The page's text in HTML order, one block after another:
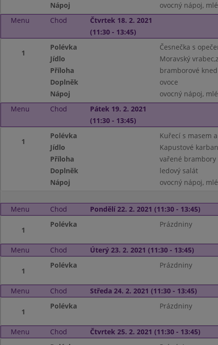
Nápoj
ovocný nápoj,
Menu
Chod
Čtvrtek 18. 2. 2021
(11:30 - 13:45)
1
Polévka
Česnečka s
Jídlo
Moravský
Příloha
bramborové
Doplněk
ovoce
Nápoj
ovocný nápoj,
Menu
Chod
Pátek 19. 2. 2021
(11:30 - 13:45)
1
Polévka
Kuřecí s masem
Jídlo
Kapustové
Příloha
vařené brambory
Doplněk
ledový salát
Nápoj
ovocný nápoj,
Menu Chod Pondělí 22. 2. 2021 (11:30 - 13:45)
1
Polévka Prázdniny
Menu Chod Úterý 23. 2. 2021 (11:30 - 13:45)
1
Polévka Prázdniny
Menu Chod Středa 24. 2. 2021 (11:30 - 13:45)
1
Polévka Prázdniny
Menu Chod
Čtvrtek 25. 2. 2021 (11:30 - 13:45)